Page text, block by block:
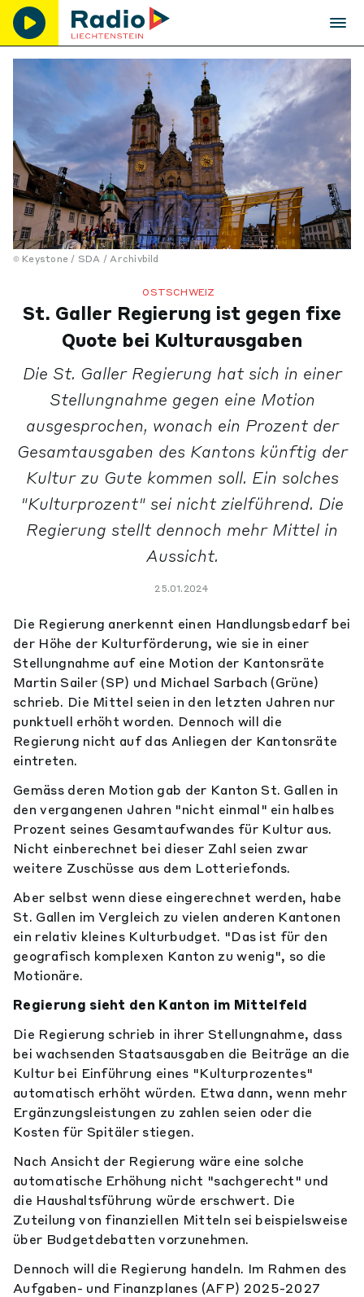
Keystone / SDA / Archivbild
OSTSCHWEIZ
St. Galler Regierung ist gegen fixe
Quote bei Kulturausgaben
Die St. Galler Regierung hat sich in einer
Stellungnahme gegen eine Motion
ausgesprochen, wonach ein Prozent der
Gesamtausgaben des Kantons künftig der
Kultur zu Gute kommen soll. Ein solches
"Kulturprozent" sei nicht zielführend. Die
Regierung stellt dennoch mehr Mittel in
Aussicht.
25.01.2024
Die Regierung anerkennt einen Handlungsbedarf bei
der Höhe der Kulturförderung, wie sie in einer
Stellungnahme auf eine Motion der Kantonsräte
Martin Sailer (SP) und Michael Sarbach (Grüne)
schrieb. Die Mittel seien in den letzten Jahren nur
punktuell erhöht worden. Dennoch will die
Regierung nicht auf das Anliegen der Kantonsräte
eintreten.
Gemäss deren Motion gab der Kanton St. Gallen in
den vergangenen Jahren "nicht einmal" ein halbes
Prozent seines Gesamtaufwandes für Kultur aus.
Nicht einberechnet bei dieser Zahl seien zwar
weitere Zuschüsse aus dem Lotteriefonds.
Aber selbst wenn diese eingerechnet werden, habe
St. Gallen im Vergleich zu vielen anderen Kantonen
ein relativ kleines Kulturbudget. "Das ist für den
geografisch komplexen Kanton zu wenig", so die
Motionäre.
Regierung sieht den Kanton im Mittelfeld
Die Regierung schrieb in ihrer Stellungnahme, dass
bei wachsenden Staatsausgaben die Beiträge an die
Kultur bei Einführung eines "Kulturprozentes"
automatisch erhöht würden. Etwa dann, wenn mehr
Ergänzungsleistungen zu zahlen seien oder die
Kosten für Spitäler stiegen.
Nach Ansicht der Regierung wäre eine solche
automatische Erhöhung nicht "sachgerecht" und
die Haushaltsführung würde erschwert. Die
Zuteilung von finanziellen Mitteln sei beispielsweise
über Budgetdebatten vorzunehmen.
Dennoch will die Regierung handeln. Im Rahmen des
Aufgaben- und Finanzplanes (AFP) 2025-2027